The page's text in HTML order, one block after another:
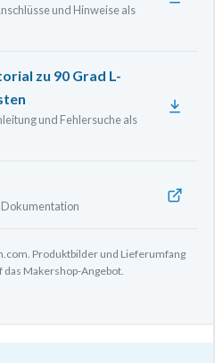
und Hinweise als
zu 90 Grad L-
und Fehlersuche als
Produktbilder und Lieferumfang
das Makershop-Angebot.